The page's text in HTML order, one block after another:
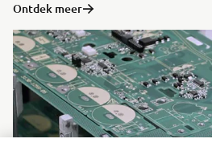
Ontdek meer